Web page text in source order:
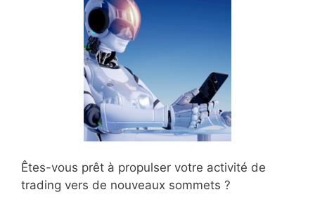
Êtes-vous prêt à propulser votre activité de
trading vers de nouveaux sommets ?